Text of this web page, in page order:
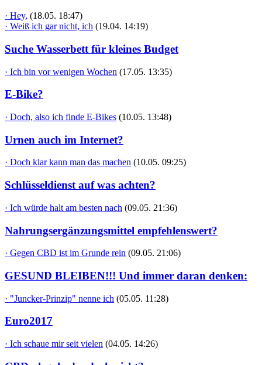
· Hey, (18.05. 18:47)
· Weiß ich gar nicht, ich (19.04. 14:19)
Suche Wasserbett für kleines Budget
· Ich bin vor wenigen Wochen (17.05. 13:35)
E-Bike?
· Doch, also ich finde E-Bikes (10.05. 13:48)
Urnen auch im Internet?
· Doch klar kann man das machen (10.05. 09:25)
Schlüsseldienst auf was achten?
· Ich würde halt am besten nach (09.05. 21:36)
Nahrungsergänzungsmittel empfehlenswert?
· Gegen CBD ist im Grunde rein (09.05. 21:06)
GESUND BLEIBEN!!! Und immer daran denken:
· "Juncker-Prinzip" nenne ich (05.05. 11:28)
Euro2017
· Ich schaue mir seit vielen (04.05. 14:26)